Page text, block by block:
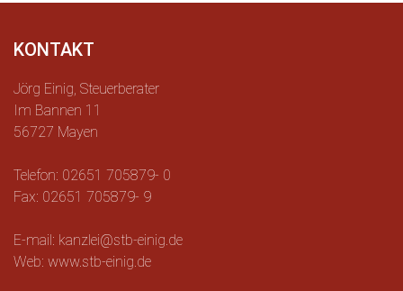
KONTAKT
Jörg Einig, Steuerberater
Im Bannen 11
56727 Mayen
Telefon: 02651 705879- 0
Fax: 02651 705879- 9
E-mail: kanzlei@stb-einig.de
Web: www.stb-einig.de